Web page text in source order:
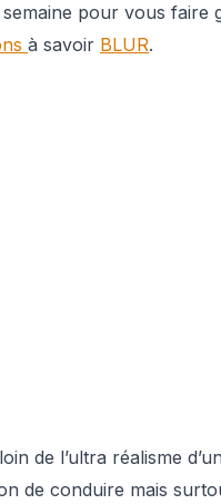
pour vous
à savoir BLUR.
de l’ultra réalisme
de conduire mais